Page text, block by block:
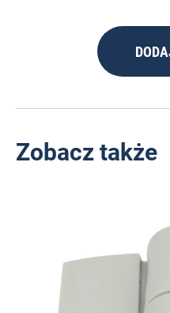
Zobacz także